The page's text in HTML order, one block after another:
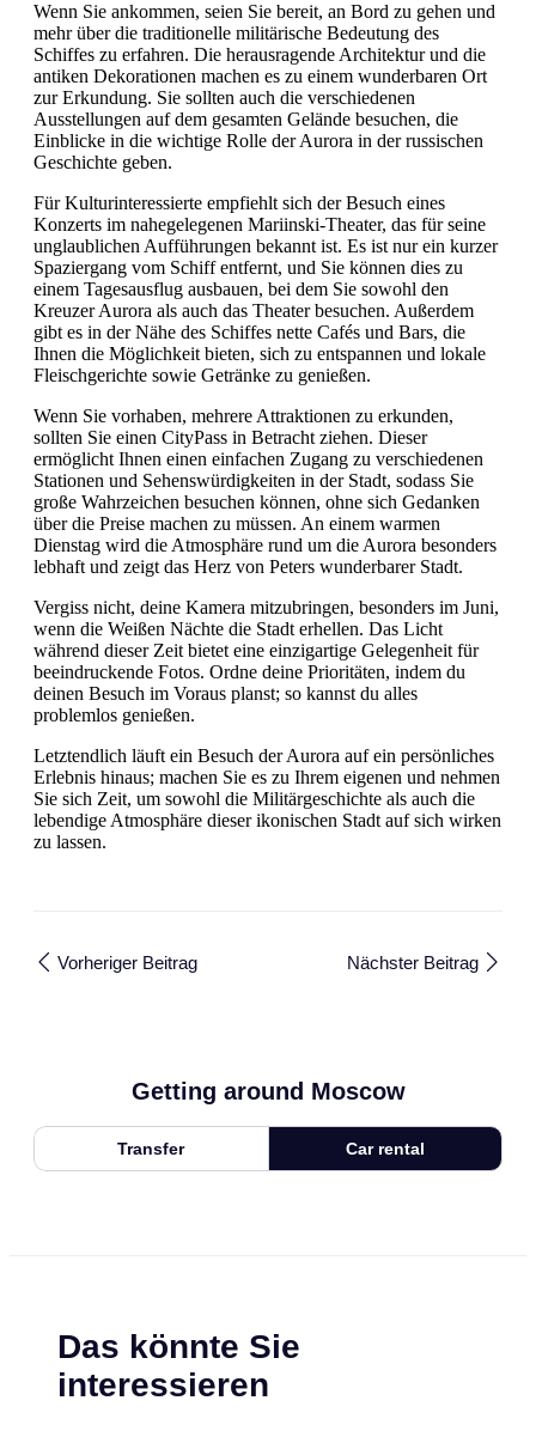
Wenn Sie ankommen, seien Sie bereit, an Bord zu gehen und
mehr über die traditionelle militärische Bedeutung des
Schiffes zu erfahren. Die herausragende Architektur und die
antiken Dekorationen machen es zu einem wunderbaren Ort
zur Erkundung. Sie sollten auch die verschiedenen
Ausstellungen auf dem gesamten Gelände besuchen, die
Einblicke in die wichtige Rolle der Aurora in der russischen
Geschichte geben.
Für Kulturinteressierte empfiehlt sich der Besuch eines
Konzerts im nahegelegenen Mariinski-Theater, das für seine
unglaublichen Aufführungen bekannt ist. Es ist nur ein kurzer
Spaziergang vom Schiff entfernt, und Sie können dies zu
einem Tagesausflug ausbauen, bei dem Sie sowohl den
Kreuzer Aurora als auch das Theater besuchen. Außerdem
gibt es in der Nähe des Schiffes nette Cafés und Bars, die
Ihnen die Möglichkeit bieten, sich zu entspannen und lokale
Fleischgerichte sowie Getränke zu genießen.
Wenn Sie vorhaben, mehrere Attraktionen zu erkunden,
sollten Sie einen CityPass in Betracht ziehen. Dieser
ermöglicht Ihnen einen einfachen Zugang zu verschiedenen
Stationen und Sehenswürdigkeiten in der Stadt, sodass Sie
große Wahrzeichen besuchen können, ohne sich Gedanken
über die Preise machen zu müssen. An einem warmen
Dienstag wird die Atmosphäre rund um die Aurora besonders
lebhaft und zeigt das Herz von Peters wunderbarer Stadt.
Vergiss nicht, deine Kamera mitzubringen, besonders im Juni,
wenn die Weißen Nächte die Stadt erhellen. Das Licht
während dieser Zeit bietet eine einzigartige Gelegenheit für
beeindruckende Fotos. Ordne deine Prioritäten, indem du
deinen Besuch im Voraus planst; so kannst du alles
problemlos genießen.
Letztendlich läuft ein Besuch der Aurora auf ein persönliches
Erlebnis hinaus; machen Sie es zu Ihrem eigenen und nehmen
Sie sich Zeit, um sowohl die Militärgeschichte als auch die
lebendige Atmosphäre dieser ikonischen Stadt auf sich wirken
zu lassen.
Vorheriger Beitrag Nächster Beitrag
Getting around Moscow
Transfer Car rental
Das könnte Sie
interessieren